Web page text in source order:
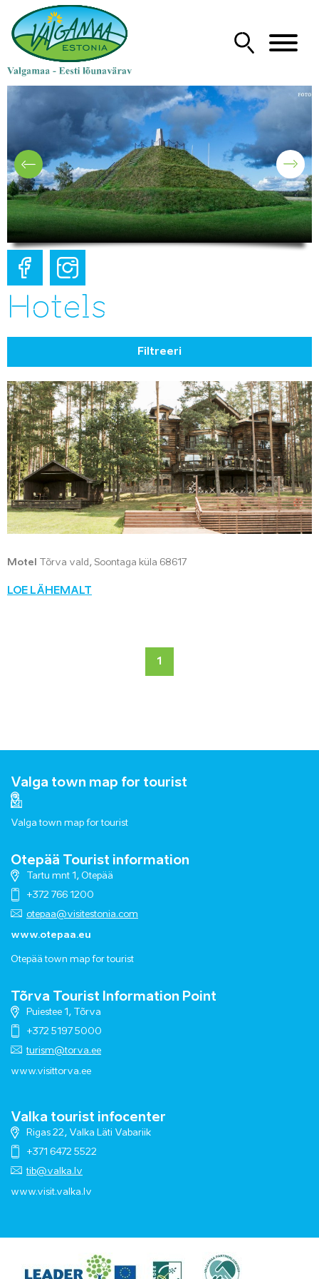
Hotels
Filtreeri
Motel Tõrva vald, Soontaga küla 68617
LOE LÄHEMALT
1
Valga town map for tourist
Valga town map for tourist
Otepää Tourist information
Tartu mnt 1, Otepää
+372 766 1200
otepaa@visitestonia.com
www.otepaa.eu
Otepää town map for tourist
Tõrva Tourist Information Point
Puiestee 1, Tõrva
+372 5197 5000
turism@torva.ee
www.visittorva.ee
Valka tourist infocenter
Rigas 22, Valka Läti Vabariik
+371 6472 5522
tib@valka.lv
www.visit.valka.lv